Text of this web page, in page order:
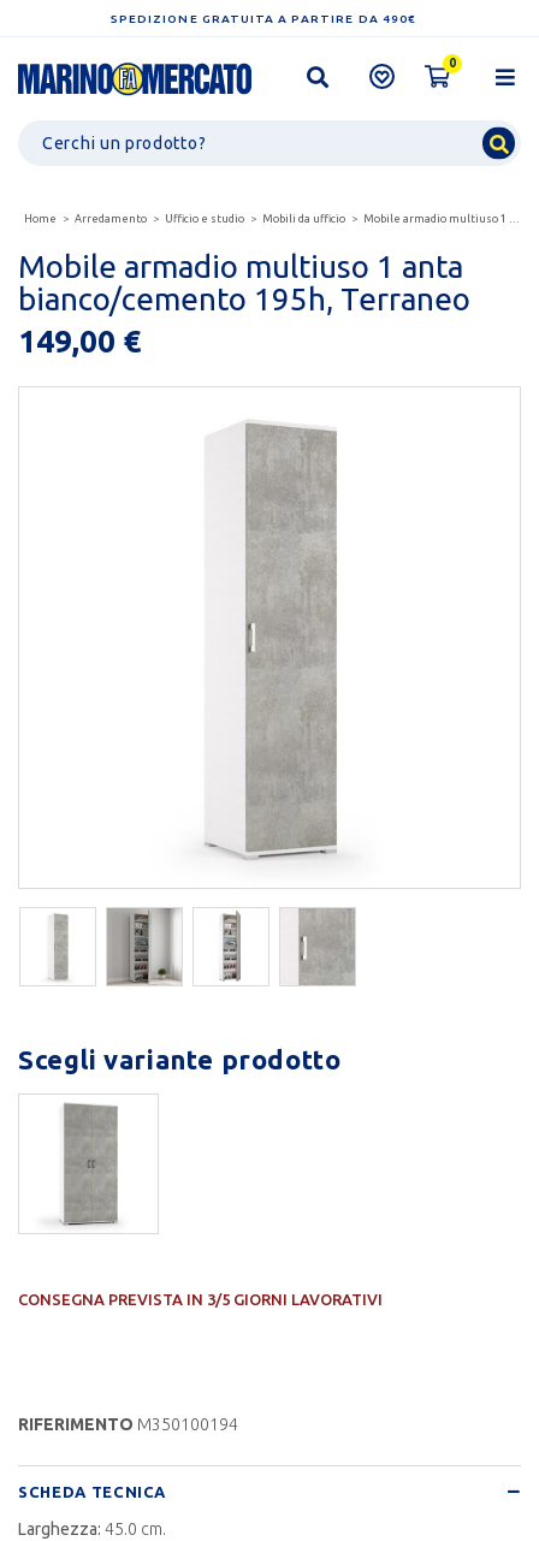
SPEDIZIONE GRATUITA A PARTIRE DA 490€
0
Home Arredamento Ufficio e studio Mobili da ufficio Mobile armadio multiuso 1 anta bianco/cemento 195h,...
Mobile armadio multiuso 1 anta
bianco/cemento 195h, Terraneo
149,00 €
Scegli variante prodotto
CONSEGNA PREVISTA IN 3/5 GIORNI LAVORATIVI
RIFERIMENTO M350100194
SCHEDA TECNICA
Larghezza: 45.0 cm.